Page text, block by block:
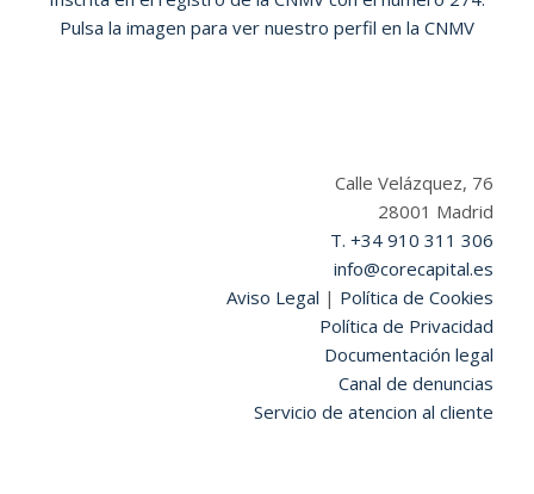
Pulsa la imagen para ver nuestro perfil en la CNMV
Calle Velázquez, 76
28001 Madrid
T. +34 910 311 306
info@corecapital.es
Aviso Legal | Política de Cookies
Política de Privacidad
Documentación legal
Canal de denuncias
Servicio de atencion al cliente